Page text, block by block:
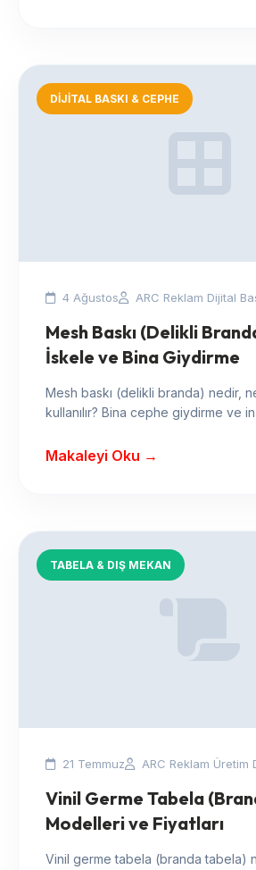
DIJITAL BASKI & CEPHE
4 Ağustos ARC Reklam Dijital
Mesh Baskı (Delikli
İskele ve Bina Giydirme
Mesh baskı (delikli branda) nedir,
kullanılır? Bina cephe giydirme ve
detayları.
Makaleyi Oku →
TABELA & DIŞ MEKAN
21 Temmuz ARC Reklam Üretim
Vinil Germe Tabela
Modelleri ve Fiyatları
Vinil germe tabela (branda tabela)